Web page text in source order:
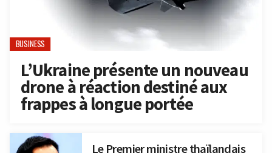
BUSINESS
L’Ukraine présente un nouveau
drone à réaction destiné aux
frappes à longue portée
Le Premier ministre thaïlandais